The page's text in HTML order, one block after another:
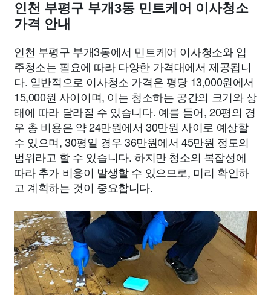
인천 부평구 부개3동 민트케어 이사청소
가격 안내
인천 부평구 부개3동에서 민트케어 이사청소와 입
주청소는 필요에 따라 다양한 가격대에서 제공됩니
다. 일반적으로 이사청소 가격은 평당 13,000원에서
15,000원 사이이며, 이는 청소하는 공간의 크기와 상
태에 따라 달라질 수 있습니다. 예를 들어, 20평의 경
우 총 비용은 약 24만원에서 30만원 사이로 예상할
수 있으며, 30평일 경우 36만원에서 45만원 정도의
범위라고 할 수 있습니다. 하지만 청소의 복잡성에
따라 추가 비용이 발생할 수 있으므로, 미리 확인하
고 계획하는 것이 중요합니다.